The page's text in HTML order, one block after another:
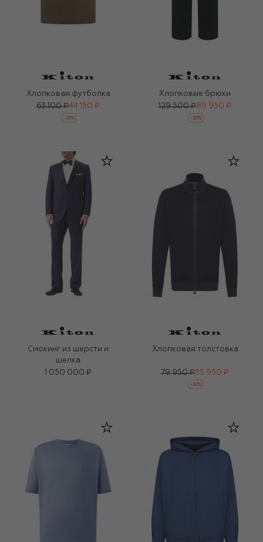
Хлопковая футболка
63 100 ₽44 150 ₽
-30%
Хлопковые брюки
129 500 ₽89 950 ₽
-30%
Смокинг из шерсти и
шелка
1 050 000 ₽
Хлопковая толстовка
79 950 ₽55 950 ₽
-30%